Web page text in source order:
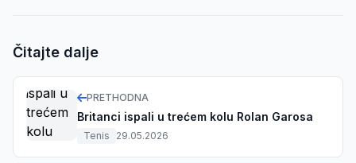
Čitajte dalje
PRETHODNA
Britanci ispali u trećem kolu Rolan Garosa
Tenis 29.05.2026